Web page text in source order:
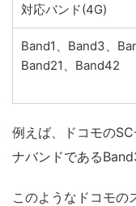
対応バンド(4G)
Band1、Band3、
Band21、Band42
例えば、ドコモの
ナバンドである
このようなドコモの